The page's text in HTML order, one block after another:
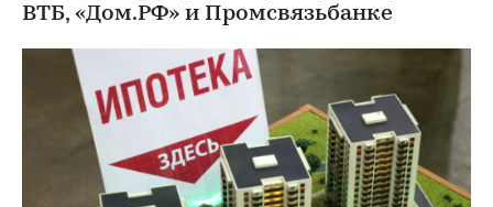
ВТБ, «Дом.РФ» и Промсвязьбанке